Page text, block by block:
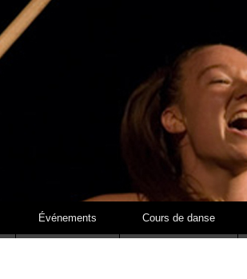
DE L'AFRIQUE DE L'OUEST
Événements Cours de danse